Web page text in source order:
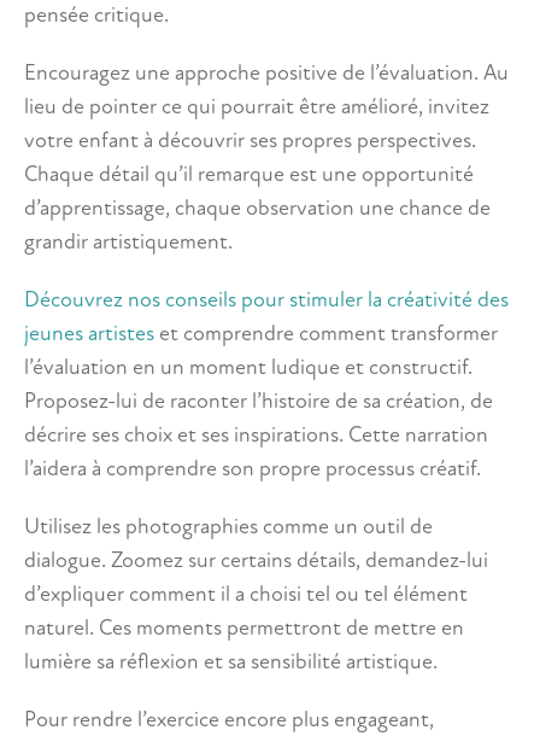
pensée critique.
Encouragez une approche positive de l’évaluation. Au
lieu de pointer ce qui pourrait être amélioré, invitez
votre enfant à découvrir ses propres perspectives.
Chaque détail qu’il remarque est une opportunité
d’apprentissage, chaque observation une chance de
grandir artistiquement.
Découvrez nos conseils pour stimuler la créativité des
jeunes artistes et comprendre comment transformer
l’évaluation en un moment ludique et constructif.
Proposez-lui de raconter l’histoire de sa création, de
décrire ses choix et ses inspirations. Cette narration
l’aidera à comprendre son propre processus créatif.
Utilisez les photographies comme un outil de
dialogue. Zoomez sur certains détails, demandez-lui
d’expliquer comment il a choisi tel ou tel élément
naturel. Ces moments permettront de mettre en
lumière sa réflexion et sa sensibilité artistique.
Pour rendre l’exercice encore plus engageant,